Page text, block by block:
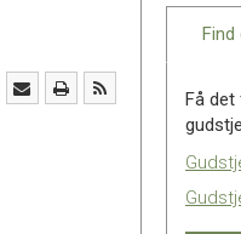
Find
Få det